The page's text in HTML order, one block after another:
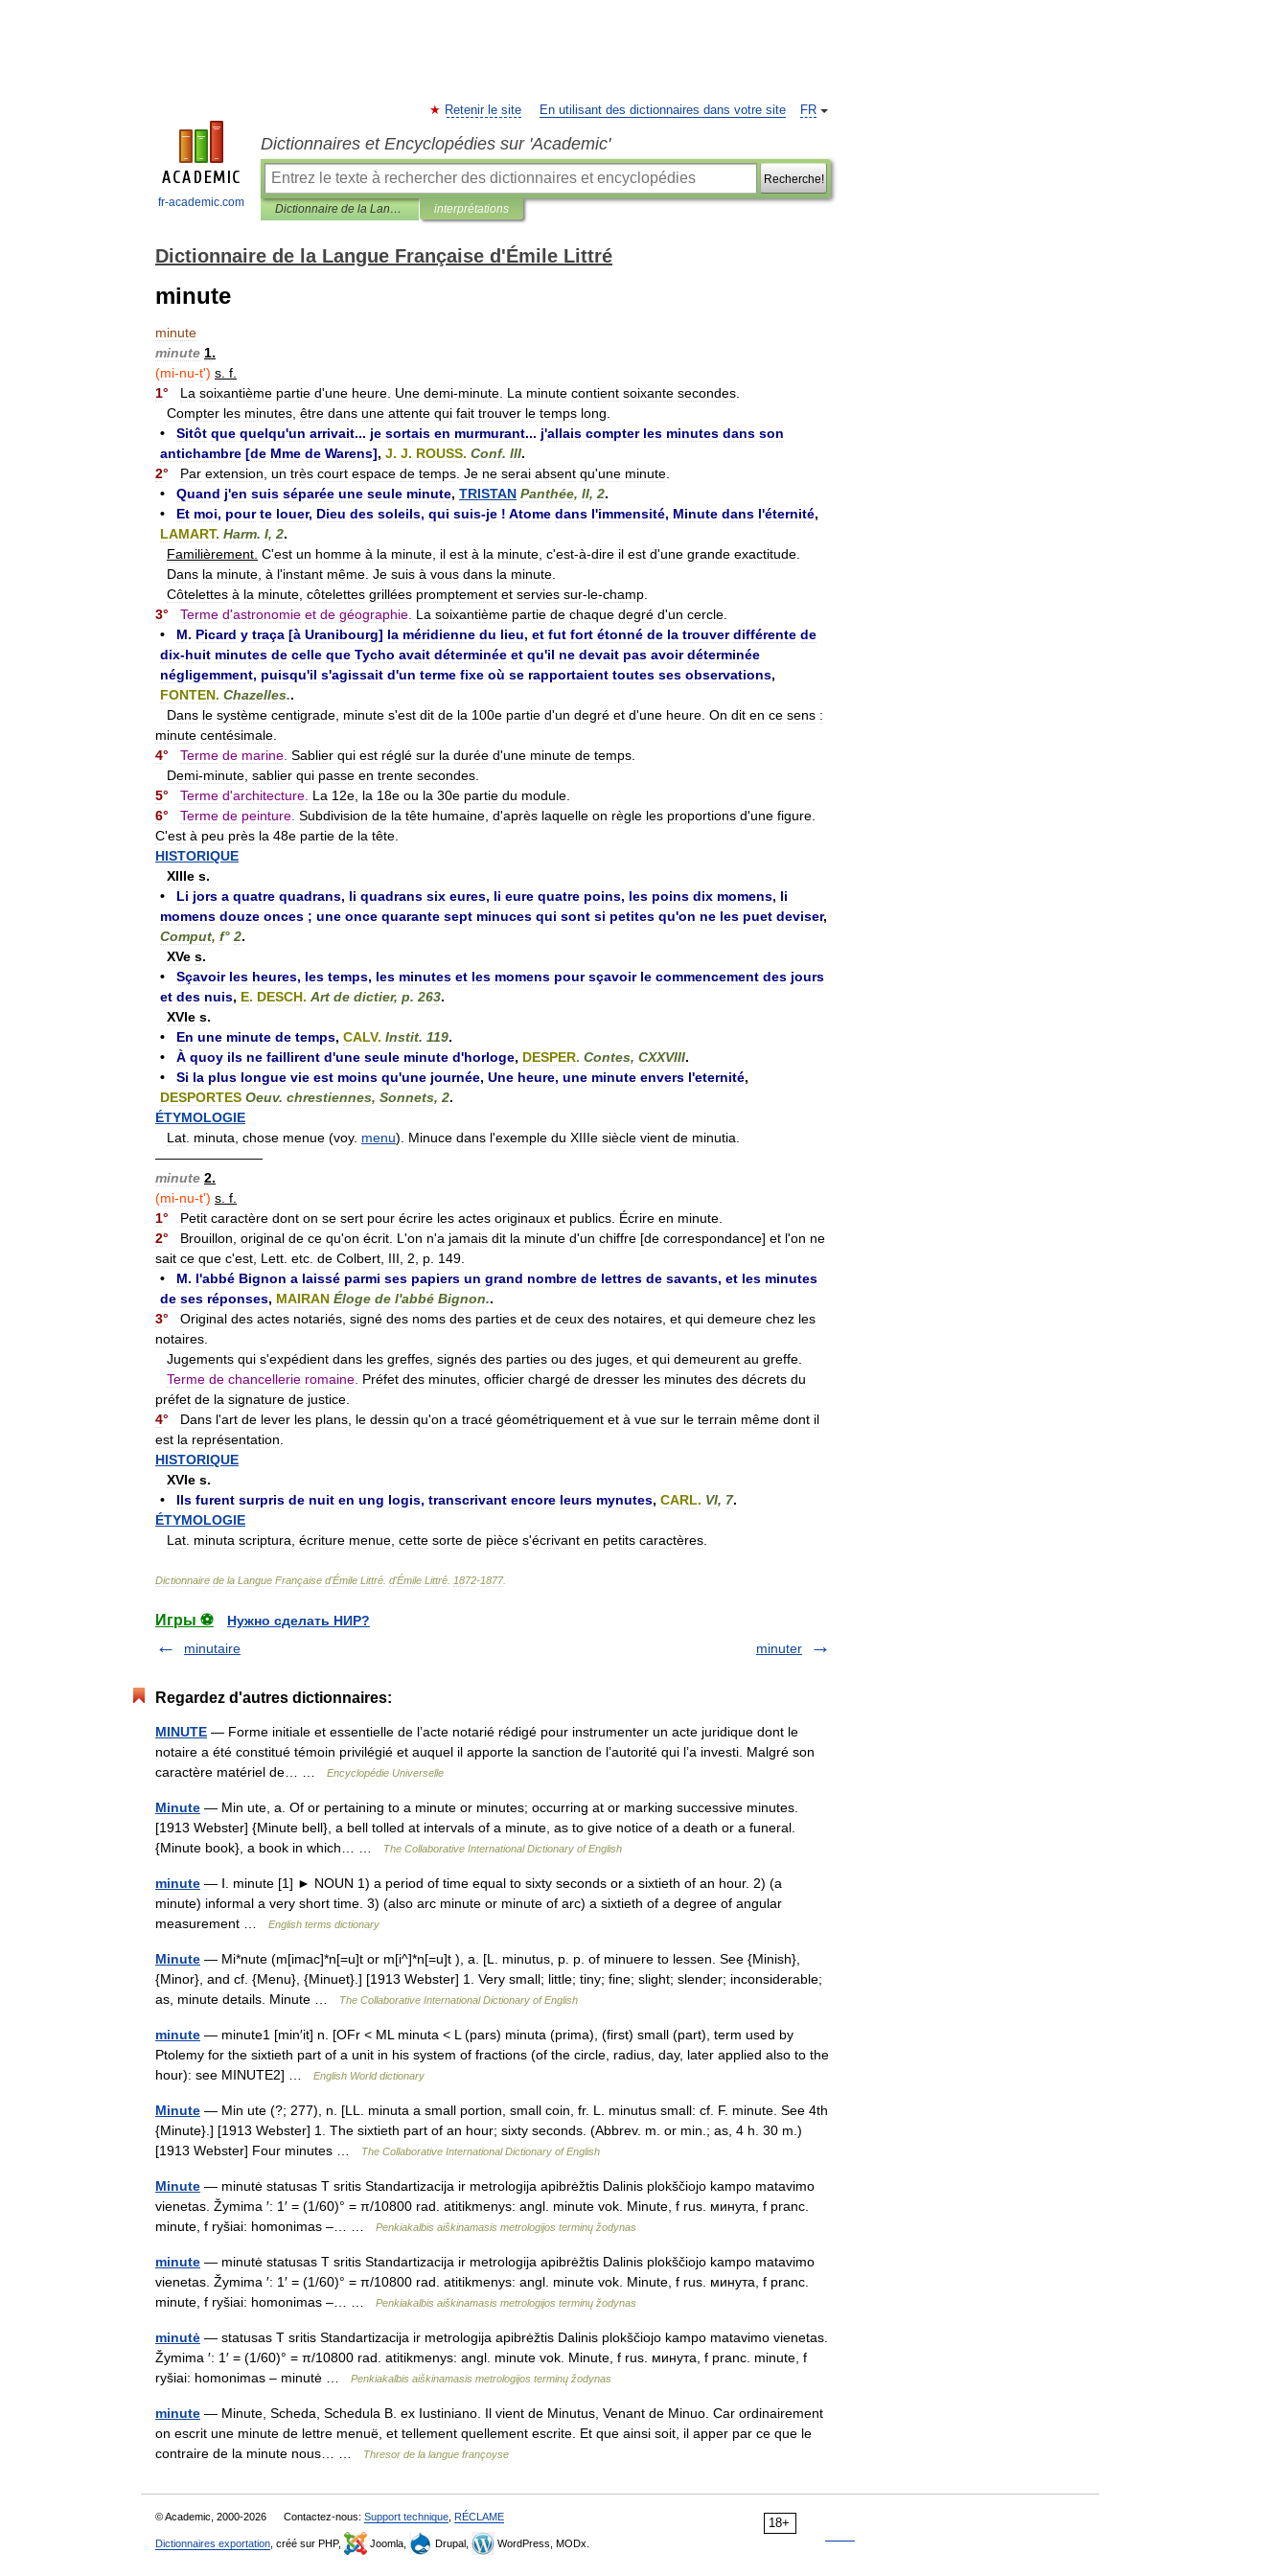
fr-academic.com
FR
Retenir le site En utilisant des dictionnaires dans votre site
Dictionnaires et Encyclopédies sur 'Academic'
Recherche!
Dictionnaire de la Langue Française d'Émile Littré interprétations
Dictionnaire de la Langue Française d'Émile Littré
minute
minute
minute 1.
(mi-nu-t') s f
1° La soixantième partie d'une heure Une demi-minute La minute contient soixante secondes
Compter les minutes être dans une attente qui fait trouver le temps long
•
Sitôt que quelqu'un arrivait... je sortais en murmurant... j'allais compter les minutes dans son
antichambre [de Mme de Warens], J. J. ROUSS. Conf. III.
2° Par extension un très court espace de temps Je ne serai absent qu'une minute
•
Quand j'en suis séparée une seule minute, TRISTAN Panthée, II, 2.
•
Et moi, pour te louer, Dieu des soleils, qui suis-je ! Atome dans l'immensité, Minute dans l'éternité,
LAMART. Harm. I, 2.
Familièrement C'est un homme à la minute il est à la minute c'est-à-dire il est d'une grande exactitude
Dans la minute à l'instant même Je suis à vous dans la minute
Côtelettes à la minute côtelettes grillées promptement et servies sur-le-champ
3° Terme d'astronomie et de géographie La soixantième partie de chaque degré d'un cercle
•
M. Picard y traça [à Uranibourg] la méridienne du lieu, et fut fort étonné de la trouver différente de
dix-huit minutes de celle que Tycho avait déterminée et qu'il ne devait pas avoir déterminée
négligemment, puisqu'il s'agissait d'un terme fixe où se rapportaient toutes ses observations,
FONTEN. Chazelles..
Dans le système centigrade minute s'est dit de la 100e partie d'un degré et d'une heure On dit en ce sens :
minute centésimale
4° Terme de marine Sablier qui est réglé sur la durée d'une minute de temps
Demi-minute sablier qui passe en trente secondes
5° Terme d'architecture La 12e la 18e ou la 30e partie du module
6° Terme de peinture Subdivision de la tête humaine d'après laquelle on règle les proportions d'une figure
C'est à peu près la 48e partie de la tête
HISTORIQUE
XIIIe s.
•
Li jors a quatre quadrans, li quadrans six eures, li eure quatre poins, les poins dix momens, li
momens douze onces ; une once quarante sept minuces qui sont si petites qu'on ne les puet deviser,
Comput, f° 2.
XVe s.
•
Sçavoir les heures, les temps, les minutes et les momens pour sçavoir le commencement des jours
et des nuis, E. DESCH. Art de dictier, p. 263.
XVIe s.
•
En une minute de temps, CALV. Instit. 119.
•
À quoy ils ne faillirent d'une seule minute d'horloge, DESPER. Contes, CXXVIII.
•
Si la plus longue vie est moins qu'une journée, Une heure, une minute envers l'eternité,
DESPORTES Oeuv. chrestiennes, Sonnets, 2.
ÉTYMOLOGIE
Lat minuta chose menue (voy. menu). Minuce dans l'exemple du XIIIe siècle vient de minutia
————————
minute 2.
(mi-nu-t') s f
1° Petit caractère dont on se sert pour écrire les actes originaux et publics Écrire en minute
2° Brouillon original de ce qu'on écrit L 'on n'a jamais dit la minute d'un chiffre [de correspondance] et l'on ne
sait ce que c'est Lett etc de Colbert III 2 p 149
•
M. l'abbé Bignon a laissé parmi ses papiers un grand nombre de lettres de savants, et les minutes
de ses réponses, MAIRAN Éloge de l'abbé Bignon..
3° Original des actes notariés signé des noms des parties et de ceux des notaires et qui demeure chez les
notaires
Jugements qui s'expédient dans les greffes signés des parties ou des juges et qui demeurent au greffe
Terme de chancellerie romaine Préfet des minutes officier chargé de dresser les minutes des décrets du
préfet de la signature de justice
4° Dans l'art de lever les plans le dessin qu'on a tracé géométriquement et à vue sur le terrain même dont il
est la représentation
HISTORIQUE
XVIe s.
•
Ils furent surpris de nuit en ung logis, transcrivant encore leurs mynutes, CARL. VI, 7.
ÉTYMOLOGIE
Lat minuta scriptura écriture menue cette sorte de pièce s'écrivant en petits caractères
Dictionnaire de la Langue Française d'Émile Littré d'Émile Littré 1872-1877.
Игры ⚽
Нужно сделать НИР?
minutaire
minuter
Regardez d'autres dictionnaires:
MINUTE — Forme initiale et essentielle de l’acte notarié rédigé pour instrumenter un acte juridique dont le
notaire a été constitué témoin privilégié et auquel il apporte la sanction de l’autorité qui l’a investi. Malgré son
caractère matériel de… …
Encyclopédie Universelle
Minute — Min ute, a. Of or pertaining to a minute or minutes; occurring at or marking successive minutes.
[1913 Webster] {Minute bell}, a bell tolled at intervals of a minute, as to give notice of a death or a funeral.
{Minute book}, a book in which… …
The Collaborative International Dictionary of English
minute — Ⅰ. minute [1] ► NOUN 1) a period of time equal to sixty seconds or a sixtieth of an hour. 2) (a
minute) informal a very short time. 3) (also arc minute or minute of arc) a sixtieth of a degree of angular
measurement …
English terms dictionary
Minute — Mi*nute (m[imac]*n[=u]t or m[i^]*n[=u]t ), a. [L. minutus, p. p. of minuere to lessen. See {Minish},
{Minor}, and cf. {Menu}, {Minuet}.] [1913 Webster] 1. Very small; little; tiny; fine; slight; slender; inconsiderable;
as, minute details. Minute …
The Collaborative International Dictionary of English
minute — minute1 [min′it] n. [OFr < ML minuta < L (pars) minuta (prima), (first) small (part), term used by
Ptolemy for the sixtieth part of a unit in his system of fractions (of the circle, radius, day, later applied also to the
hour): see MINUTE2] …
English World dictionary
Minute — Min ute (?; 277), n. [LL. minuta a small portion, small coin, fr. L. minutus small: cf. F. minute. See 4th
{Minute}.] [1913 Webster] 1. The sixtieth part of an hour; sixty seconds. (Abbrev. m. or min.; as, 4 h. 30 m.)
[1913 Webster] Four minutes …
The Collaborative International Dictionary of English
Minute — minutė statusas T sritis Standartizacija ir metrologija apibrėžtis Dalinis plokščiojo kampo matavimo
vienetas. Žymima ′: 1′ = (1/60)° = π/10800 rad. atitikmenys: angl. minute vok. Minute, f rus. минута, f pranc.
minute, f ryšiai: homonimas –… …
Penkiakalbis aiškinamasis metrologijos terminų žodynas
minute — minutė statusas T sritis Standartizacija ir metrologija apibrėžtis Dalinis plokščiojo kampo matavimo
vienetas. Žymima ′: 1′ = (1/60)° = π/10800 rad. atitikmenys: angl. minute vok. Minute, f rus. минута, f pranc.
minute, f ryšiai: homonimas –… …
Penkiakalbis aiškinamasis metrologijos terminų žodynas
minutė — statusas T sritis Standartizacija ir metrologija apibrėžtis Dalinis plokščiojo kampo matavimo vienetas.
Žymima ′: 1′ = (1/60)° = π/10800 rad. atitikmenys: angl. minute vok. Minute, f rus. минута, f pranc. minute, f
ryšiai: homonimas – minutė …
Penkiakalbis aiškinamasis metrologijos terminų žodynas
minute — Minute, Scheda, Schedula B. ex Iustiniano. Il vient de Minutus, Venant de Minuo. Car ordinairement
on escrit une minute de lettre menuë, et tellement quellement escrite. Et que ainsi soit, il apper par ce que le
contraire de la minute nous… …
Thresor de la langue françoyse
18+
© Academic, 2000-2026 Contactez-nous: Support technique RÉCLAME
Dictionnaires exportation , créé sur PHP, Joomla, Drupal, WordPress, MODx.